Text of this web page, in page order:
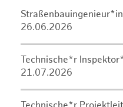
26.06.2026
Technische*r
21.07.2026